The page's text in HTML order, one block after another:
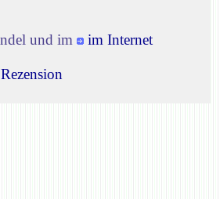
und im
im Internet